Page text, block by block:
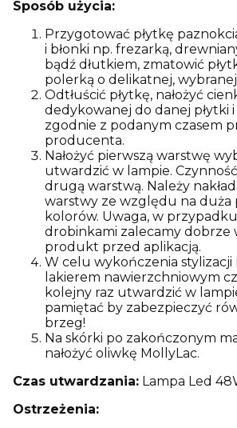
Sposób użycia:
Przygotować płytkę
i błonki np. frezarką,
bądź dłutkiem, zmatowić
polerką o delikatnej,
Odtłuścić płytkę, nałożyć
dedykowanej do danej płytki
zgodnie z podanym czasem
producenta.
Nałożyć pierwszą warstwę
utwardzić w lampie.
drugą warstwą. Należy
warstwy ze względu na duża
kolorów. Uwaga, w
drobinkami zalecamy dobrze
produkt przed aplikacją.
W celu wykończenia
lakierem nawierzchniowym
kolejny raz utwardzić w
pamiętać by zabezpieczyć
brzeg!
Na skórki po zakończonym
nałożyć oliwkę MollyLac.
Czas utwardzania: Lampa Led
Ostrzeżenia: